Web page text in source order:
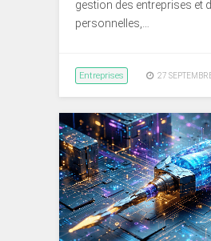
gestion des entreprises et
personnelles,…
Entreprises 27